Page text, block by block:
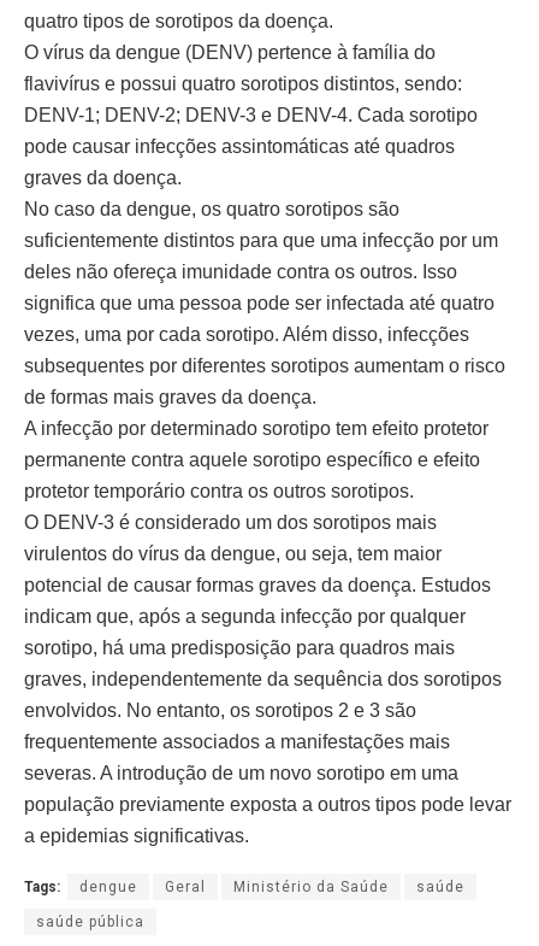
quatro tipos de sorotipos da doença.
O vírus da dengue (DENV) pertence à família do
flavivírus e possui quatro sorotipos distintos, sendo:
DENV-1; DENV-2; DENV-3 e DENV-4. Cada sorotipo
pode causar infecções assintomáticas até quadros
graves da doença.
No caso da dengue, os quatro sorotipos são
suficientemente distintos para que uma infecção por um
deles não ofereça imunidade contra os outros. Isso
significa que uma pessoa pode ser infectada até quatro
vezes, uma por cada sorotipo. Além disso, infecções
subsequentes por diferentes sorotipos aumentam o risco
de formas mais graves da doença.
A infecção por determinado sorotipo tem efeito protetor
permanente contra aquele sorotipo específico e efeito
protetor temporário contra os outros sorotipos.
O DENV-3 é considerado um dos sorotipos mais
virulentos do vírus da dengue, ou seja, tem maior
potencial de causar formas graves da doença. Estudos
indicam que, após a segunda infecção por qualquer
sorotipo, há uma predisposição para quadros mais
graves, independentemente da sequência dos sorotipos
envolvidos. No entanto, os sorotipos 2 e 3 são
frequentemente associados a manifestações mais
severas. A introdução de um novo sorotipo em uma
população previamente exposta a outros tipos pode levar
a epidemias significativas.
Tags: dengue Geral Ministério da Saúde saúde
saúde pública